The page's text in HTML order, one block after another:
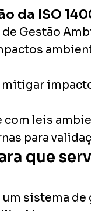
da ISO
Gestão
mitigar
com leis
para
que
sistema de